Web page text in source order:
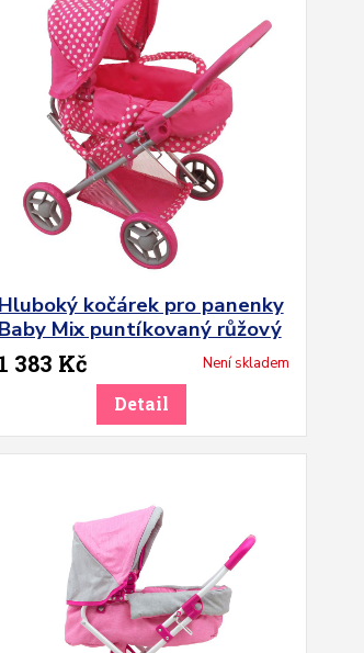
Hluboký kočárek pro panenky
Baby Mix puntíkovaný růžový
1 383 Kč
Není skladem
Detail